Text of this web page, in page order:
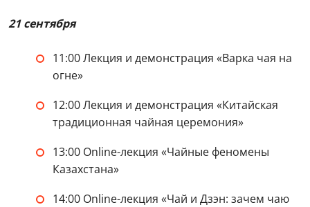
21 сентября
11:00 Лекция и демонстрация «Варка чая на
огне»
12:00 Лекция и демонстрация «Китайская
традиционная чайная церемония»
13:00 Online-лекция «Чайные феномены
Казахстана»
14:00 Online-лекция «Чай и Дзэн: зачем чаю